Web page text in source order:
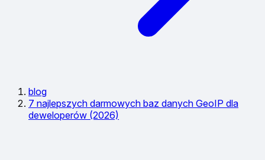
blog
7 najlepszych darmowych baz danych GeoIP dla
deweloperów (2026)